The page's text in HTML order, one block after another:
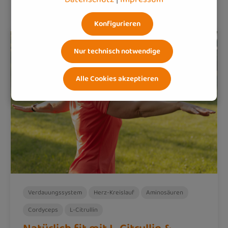
Verdauungssystem Herz-Kreislauf
Aminosäuren
Cordyceps
L-Citrullin
Nur technisch notwendige
Konfigurieren
Alle Cookies akzeptieren